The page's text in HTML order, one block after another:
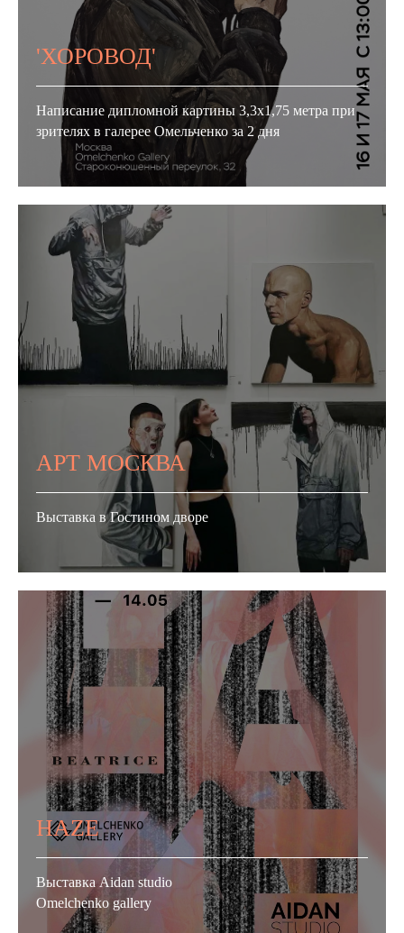
'ХОРОВОД'
Написание дипломной картины 3,3х1,75 метра при
зрителях в галерее Омельченко за 2 дня
АРТ МОСКВА
Выставка в Гостином дворе
HAZE
Выставка Aidan studio
Omelchenko gallery